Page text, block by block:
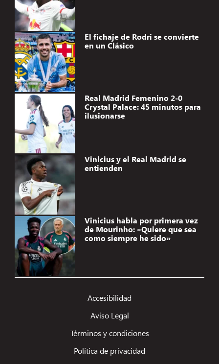
Gestionar el consentimiento de
información del dispositivo. Lo hacemos para mejorar la experiencia de
estas tecnologías nos permitirá procesar datos como el comportamiento de
consentimiento, puede afectar negativamente a ciertas características y
El fichaje de Rodri se convierte
en un Clásico
Real Madrid Femenino 2-0
Crystal Palace: 45 minutos para
ilusionarse
Vinicius y el Real Madrid se
entienden
Vinicius habla por primera vez
de Mourinho: «Quiere que sea
como siempre he sido»
Accesibilidad
Aviso Legal
Términos y condiciones
Política de privacidad